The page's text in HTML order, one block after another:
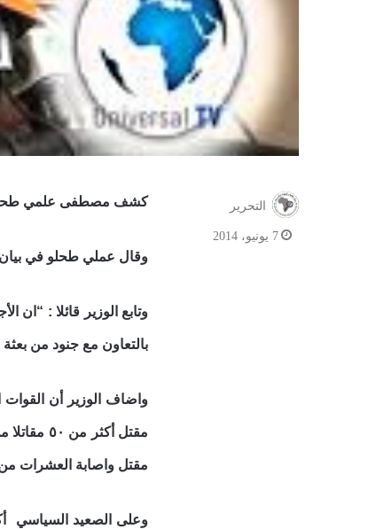
كشف مصطفى علمي طحلو،
وقال عملي طحلو في
وتابع الوزير قائلا : “ان
بالتعاون مع جنود من
واضاف الوزير أن
مقتل أكثر من ٥٠ مقاتلا من الحركة.
مقتل واصابة العشرات
وعلى الصعيد السياسي
التحرير
7 يونيو، 2014